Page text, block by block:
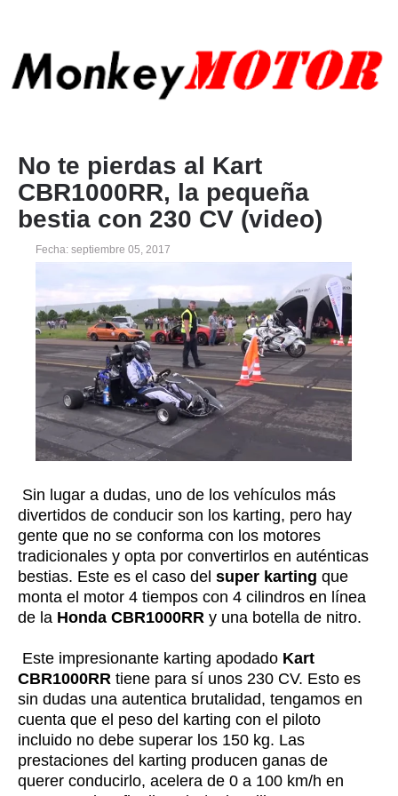
No te pierdas al Kart
CBR1000RR, la pequeña
bestia con 230 CV (video)
Fecha: septiembre 05, 2017
Sin lugar a dudas, uno de los vehículos más
divertidos de conducir son los karting, pero hay
gente que no se conforma con los motores
tradicionales y opta por convertirlos en auténticas
bestias. Este es el caso del super karting que
monta el motor 4 tiempos con 4 cilindros en línea
de la Honda CBR1000RR y una botella de nitro.
Este impresionante karting apodado Kart
CBR1000RR tiene para sí unos 230 CV. Esto es
sin dudas una autentica brutalidad, tengamos en
cuenta que el peso del karting con el piloto
incluido no debe superar los 150 kg. Las
prestaciones del karting producen ganas de
querer conducirlo, acelera de 0 a 100 km/h en